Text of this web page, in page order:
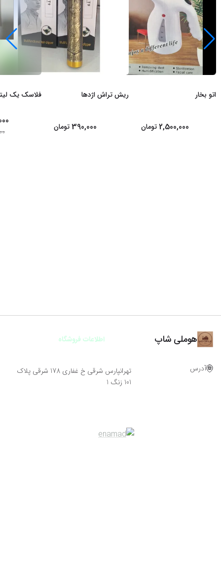
اتو بخار
2,500,000 تومان
ریش تراش اژدها
390,000 تومان
فلاسک یک
هوملی شاپ اطلاعات فروشگاه
آدرس
تهرانپارس شرقی خ غفاری 178 شرقی پلاک
101 زنگ 1